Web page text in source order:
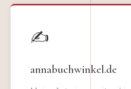
✍️
annabuchwinkel.de